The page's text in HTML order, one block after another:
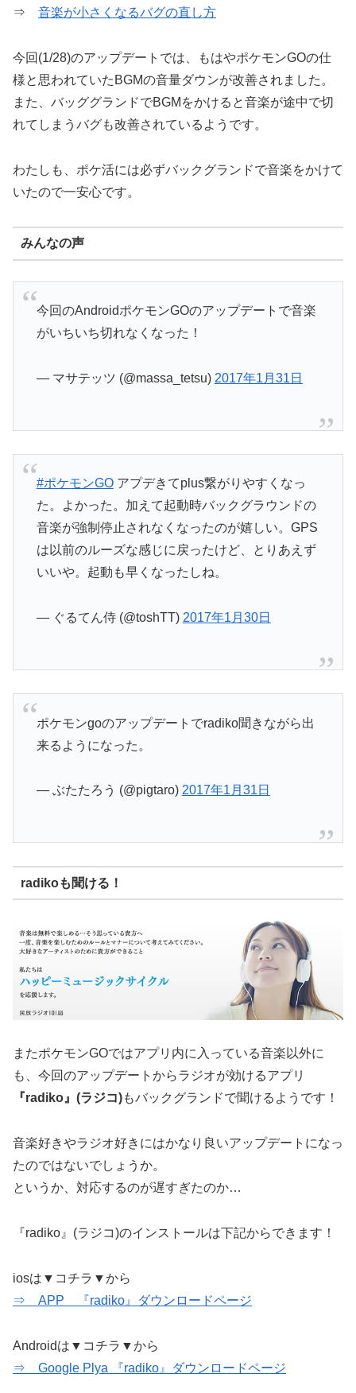
⇒ 音楽が小さくなるバグの直し方
今回(1/28)のアップデートでは、もはやポケモンGOの仕
様と思われていたBGMの音量ダウンが改善されました。
また、バッググランドでBGMをかけると音楽が途中で切
れてしまうバグも改善されているようです。
わたしも、ポケ活には必ずバックグランドで音楽をかけて
いたので一安心です。
みんなの声
今回のAndroidポケモンGOのアップデートで音楽
がいちいち切れなくなった！
— マサテッツ (@massa_tetsu) 2017年1月31日
#ポケモンGOアプデきてplus繋がりやすくなっ
た。よかった。加えて起動時バックグラウンドの
音楽が強制停止されなくなったのが嬉しい。GPS
は以前のルーズな感じに戻ったけど、とりあえず
いいや。起動も早くなったしね。
— ぐるてん侍 (@toshTT) 2017年1月30日
ポケモンgoのアップデートでradiko聞きながら出
来るようになった。
— ぶたたろう (@pigtaro) 2017年1月31日
radikoも聞ける！
またポケモンGOではアプリ内に入っている音楽以外に
も、今回のアップデートからラジオが効けるアプリ
『radiko』(ラジコ)もバックグランドで聞けるようです！
音楽好きやラジオ好きにはかなり良いアップデートになっ
たのではないでしょうか。
というか、対応するのが遅すぎたのか…
『radiko』(ラジコ)のインストールは下記からできます！
iosは▼コチラ▼から
⇒ APP 『radiko』ダウンロードページ
Androidは▼コチラ▼から
⇒ Google Plya 『radiko』ダウンロードページ